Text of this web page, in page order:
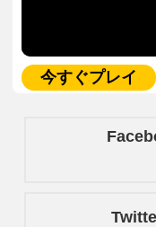
今すぐプレイ